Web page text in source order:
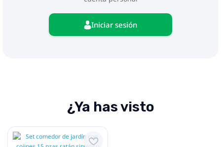
Iniciar sesión
¿Ya has visto